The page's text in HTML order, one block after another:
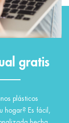
gratis
plásticos
hogar? Es fácil,